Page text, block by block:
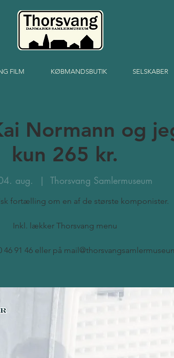
FILM KØBMANDSBUTIK SELSKABER
Normann og
kun 265 kr.
aug.
  |
Thorsvang Samlermuseum
fortælling om en af de største komponister.
Inkl. lækker Thorsvang menu
91 46 eller på